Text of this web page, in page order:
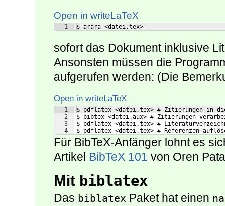
Open in writeLaTeX
1 $ arara <datei.tex>
sofort das Dokument inklusive
Ansonsten müssen die
aufgerufen werden: (Die
Open in writeLaTeX
1
2
3
4
$ pdflatex <datei.tex> # Zitierungen in
$ bibtex <datei.aux> # Zitierungen
$ pdflatex <datei.tex> #
$ pdflatex <datei.tex> # Referenzen
Für BibTeX-Anfänger lohnt es
Artikel BibTeX 101 von Oren
Mit biblatex
Das biblatex Paket hat einen